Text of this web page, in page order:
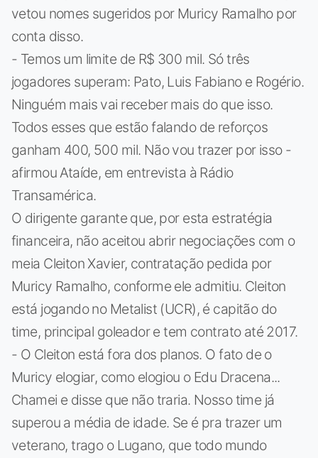
vetou nomes sugeridos por Muricy Ramalho por
conta disso.
- Temos um limite de R$ 300 mil. Só três
jogadores superam: Pato, Luis Fabiano e Rogério.
Ninguém mais vai receber mais do que isso.
Todos esses que estão falando de reforços
ganham 400, 500 mil. Não vou trazer por isso -
afirmou Ataíde, em entrevista à Rádio
Transamérica.
O dirigente garante que, por esta estratégia
financeira, não aceitou abrir negociações com o
meia Cleiton Xavier, contratação pedida por
Muricy Ramalho, conforme ele admitiu. Cleiton
está jogando no Metalist (UCR), é capitão do
time, principal goleador e tem contrato até 2017.
- O Cleiton está fora dos planos. O fato de o
Muricy elogiar, como elogiou o Edu Dracena...
Chamei e disse que não traria. Nosso time já
superou a média de idade. Se é pra trazer um
veterano, trago o Lugano, que todo mundo